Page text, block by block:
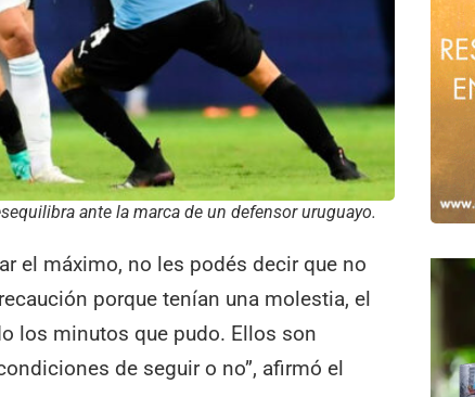
ante la marca de un defensor uruguayo.
el máximo, no les podés decir que no
porque tenían una molestia, el
los minutos que pudo. Ellos son
de seguir o no”, afirmó el